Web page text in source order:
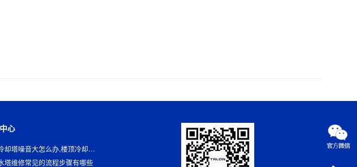
心
楼顶冷却塔噪音大怎么办,楼顶冷却塔降噪隔音方法
塔维修常见的流程步骤有哪些